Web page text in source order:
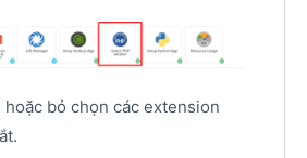
bỏ chọn các extension